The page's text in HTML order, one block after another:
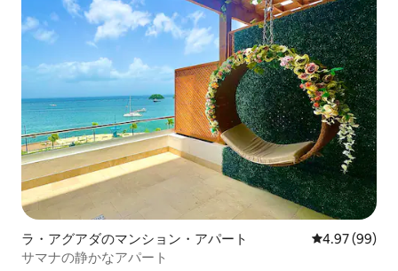
ラ・アグアダのマンション・アパート レビュー99
4.97 (99)
サマナの静かなアパート